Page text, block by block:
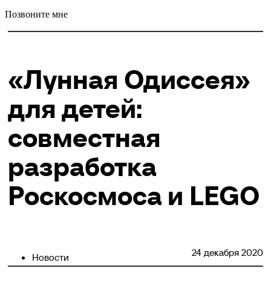
Позвоните мне
«Лунная Одиссея»
для детей:
совместная
разработка
Роскосмоса и LEGO
Новости 24 декабря 2020